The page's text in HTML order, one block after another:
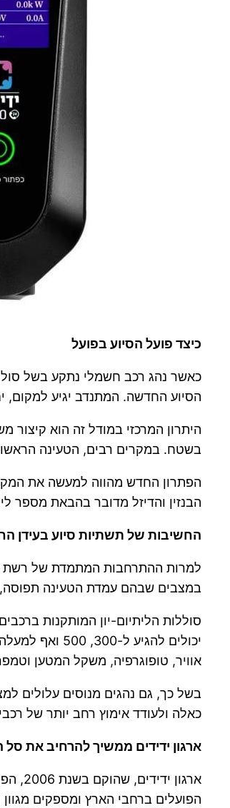
כיצד פועל הסיוע בפועל
כאשר נהג רכב חשמלי נתקע בשל
הסיוע החדשה. המתנדב יגיע למקום,
היתרון המרכזי במודל זה הוא
בשטח. במקרים רבים, הטעינה
הפתרון החדש מהווה למעשה את
הבנזין והדיזל מדובר בהבאת מספר
החשיבות של תשתיות סיוע בעידן
למרות ההתרחבות המתמדת של רשת
במצבים שבהם עמדת הטעינה
אוויר, טופוגרפיה, משקל המטען
בשל כך, גם נהגים מנוסים עלולים
כאלה ולעודד אימוץ רחב יותר של
ארגון ידידים ממשיך להרחיב את סל
הפועלים ברחבי הארץ ומספקים מגוון